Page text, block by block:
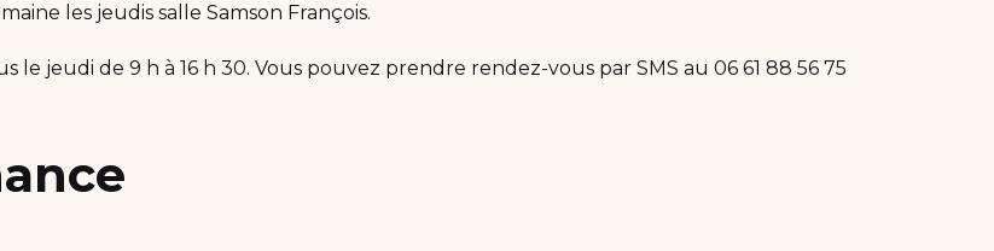
les jeudis salle Samson François.
jeudi de 9 h à 16 h 30. Vous pouvez prendre rendez-vous par SMS au 06 61 88 56 75